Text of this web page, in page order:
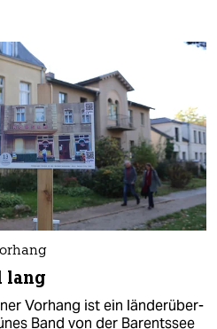
lang
Vorhang ist ein länderüber­
Band von der Barentssee